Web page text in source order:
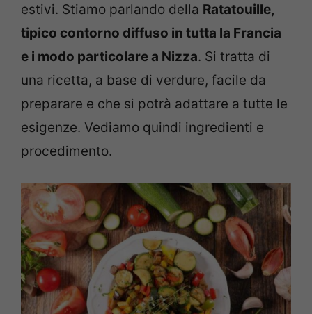
estivi. Stiamo parlando della Ratatouille,
tipico contorno diffuso in tutta la Francia
e i modo particolare a Nizza. Si tratta di
una ricetta, a base di verdure, facile da
preparare e che si potrà adattare a tutte le
esigenze. Vediamo quindi ingredienti e
procedimento.